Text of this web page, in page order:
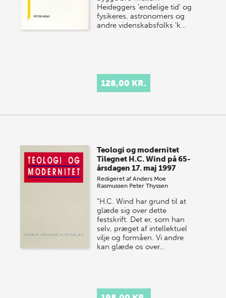
Heideggers 'endelige tid' og
fysikeres, astronomers og
andre videnskabsfolks 'k…
128,00 KR.
Teologi og modernitet
Tilegnet H.C. Wind på 65-
årsdagen 17. maj 1997
Redigeret afAnders Moe
Rasmussen Peter Thyssen
"H.C. Wind har grund til at
glæde sig over dette
festskrift. Det er, som han
selv, præget af intellektuel
vilje og formåen. Vi andre
kan glæde os over…